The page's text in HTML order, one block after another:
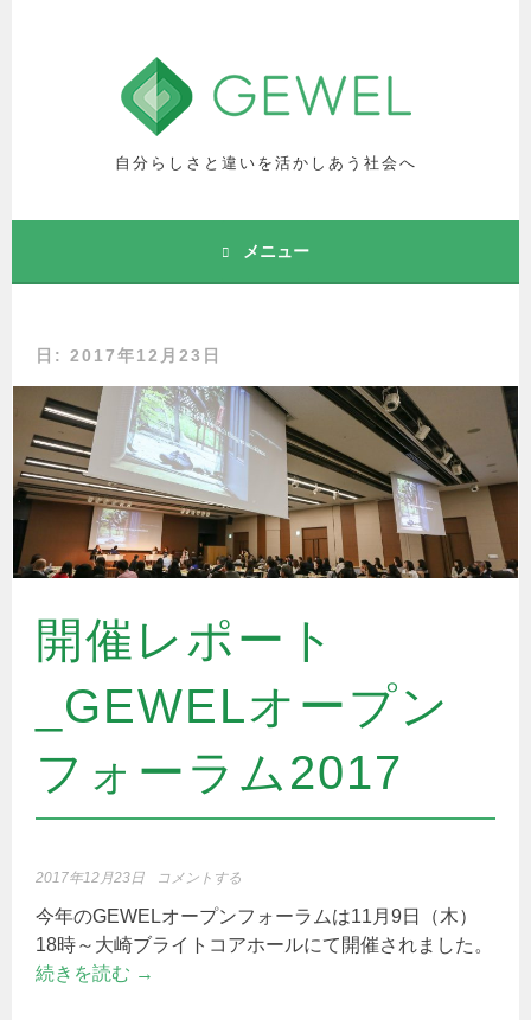
自分らしさと違いを活かしあう社会へ
メニュー
日: 2017年12月23日
開催レポート
_GEWELオープン
フォーラム2017
2017年12月23日 コメントする
今年のGEWELオープンフォーラムは11月9日（木）
18時～大崎ブライトコアホールにて開催されました。
続きを読む →